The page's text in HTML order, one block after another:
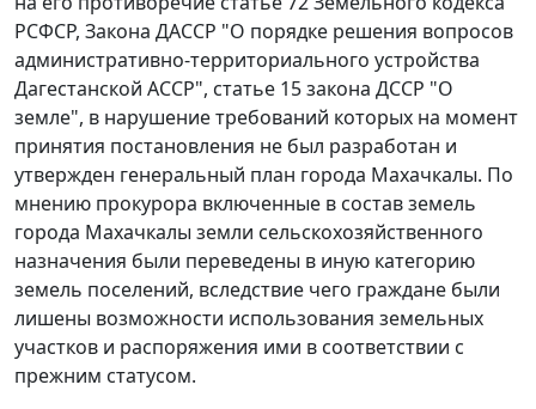
РСФСР, Закона ДАССР "О порядке решения вопросов
административно-территориального устройства
Дагестанской АССР", статье 15закона ДССР "О
земле", в нарушение требований которых на момент
принятия постановления не был разработан и
утвержден генеральный план города Махачкалы. По
мнению прокурора включенные в состав земель
города Махачкалы земли сельскохозяйственного
назначения были переведены в иную категорию
земель поселений, вследствие чего граждане были
лишены возможности использования земельных
участков и распоряжения ими в соответствии с
прежним статусом.